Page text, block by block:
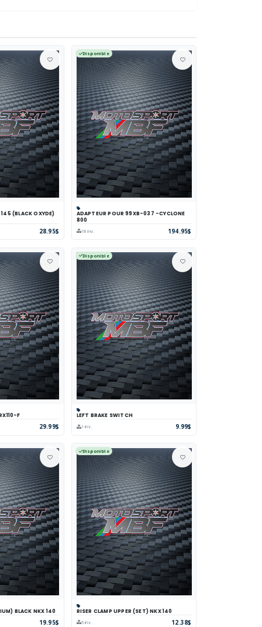
Voir
(BLACK OXYDE)
28.95$
Disponible
Panier Comparer Voir
ADAPTEUR POUR 99XB-037 -CYCLONE
800
18 inv. 194.95$
F
29.99$
Disponible
Panier Comparer
LEFT BRAKE SWITCH
1 inv. 9.99$
Voir
BLACK NKX 140
19.95$
Disponible
Panier Comparer Voir
RISER CLAMP UPPER (SET) NKX 140
5 inv. 12.38$